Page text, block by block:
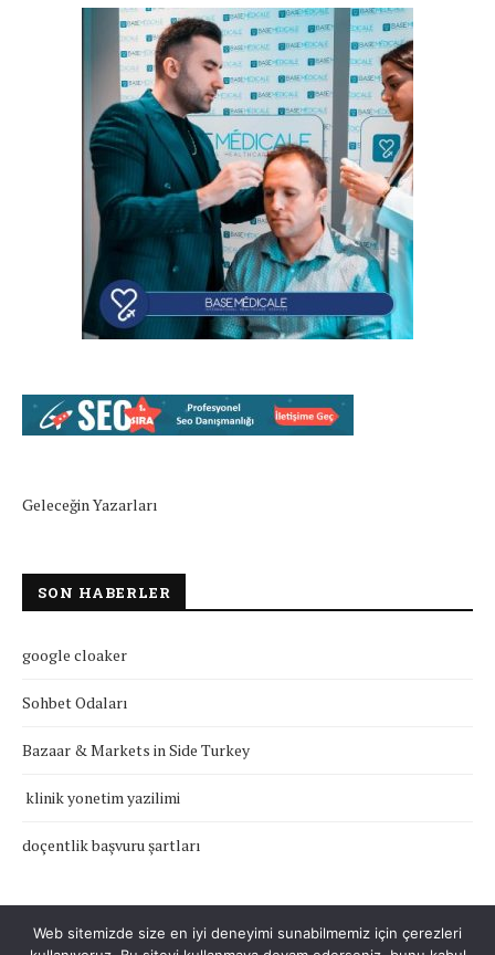
Geleceğin Yazarları
SON HABERLER
google cloaker
Sohbet Odaları
Bazaar & Markets in Side Turkey
klinik yonetim yazilimi
doçentlik başvuru şartları
Web sitemizde size en iyi deneyimi sunabilmemiz için çerezleri